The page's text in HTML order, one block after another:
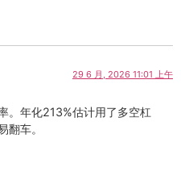
29 6 月, 2026 11:01 上午
。年化213%估计用了多空杠
翻车。